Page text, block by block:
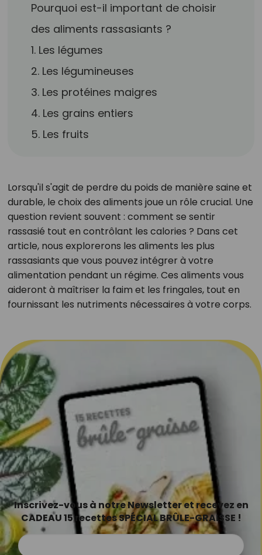
Pourquoi est-il important de choisir
des aliments rassasiants ?
1. Les légumes
2. Les légumineuses
3. Les protéines maigres
4. Les grains entiers
5. Les fruits
Lorsqu'il s'agit de perdre du poids de manière saine et
durable, le choix des aliments joue un rôle crucial. Une
question revient souvent : comment se sentir
rassasié tout en contrôlant les calories ? Dans cet
article, nous explorerons les aliments les plus
rassasiants que vous pouvez intégrer à votre
alimentation pendant un régime. Ces aliments vous
aideront à maîtriser la faim et les fringales, tout en
fournissant les nutriments nécessaires à votre corps.
Inscrivez-vous à notre Newsletter et recevez en
CADEAU 15 recettes SPÉCIAL BRÛLE-GRAISSE !